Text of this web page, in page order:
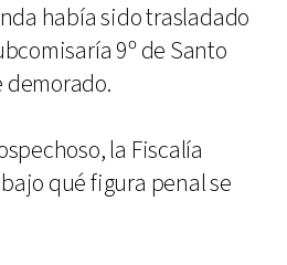
había sido trasladado
9º de Santo
demorado.
la Fiscalía
qué figura penal se